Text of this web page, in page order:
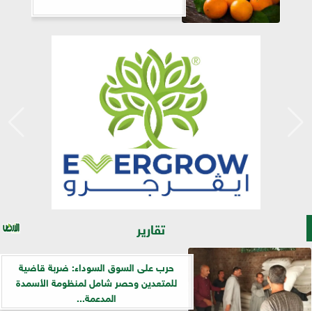
تقارير
حرب على السوق السوداء: ضربة قاضية
للمتعدين وحصر شامل لمنظومة الأسمدة
المدعمة...